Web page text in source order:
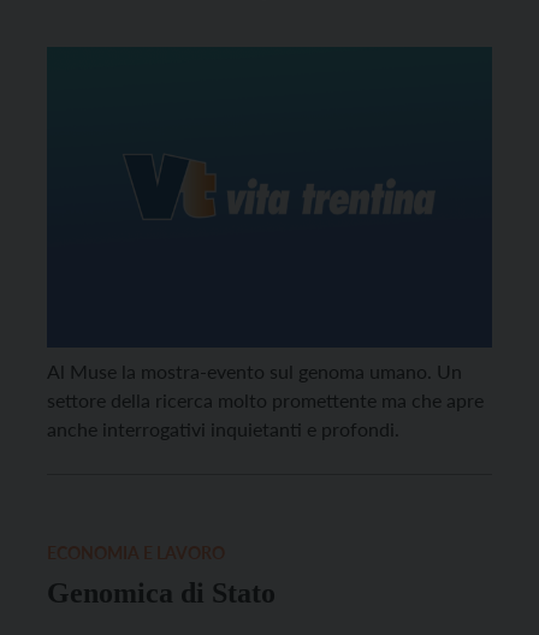
Al Muse la mostra-evento sul genoma umano. Un
settore della ricerca molto promettente ma che apre
anche interrogativi inquietanti e profondi.
Genomica di Stato